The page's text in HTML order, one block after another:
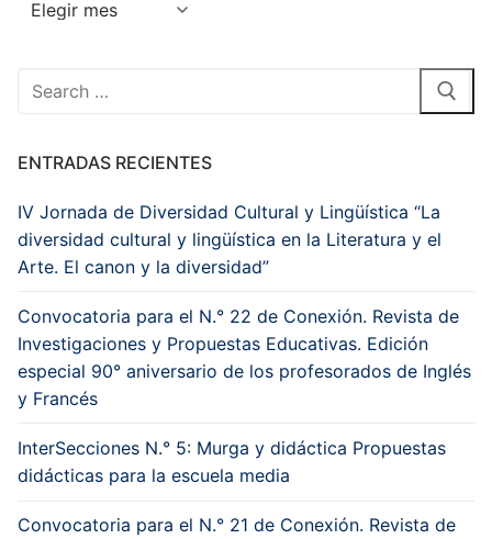
Buscar
ENTRADAS RECIENTES
IV Jornada de Diversidad Cultural y Lingüística “La
diversidad cultural y lingüística en la Literatura y el
Arte. El canon y la diversidad”
Convocatoria para el N.° 22 de Conexión. Revista de
Investigaciones y Propuestas Educativas. Edición
especial 90° aniversario de los profesorados de Inglés
y Francés
InterSecciones N.° 5: Murga y didáctica Propuestas
didácticas para la escuela media
Convocatoria para el N.° 21 de Conexión. Revista de